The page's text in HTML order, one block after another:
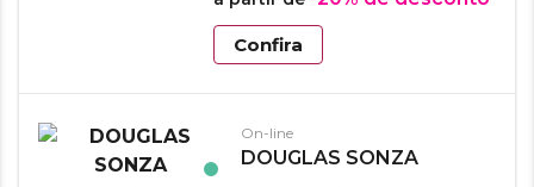
Confira
On-line
DOUGLAS SONZA